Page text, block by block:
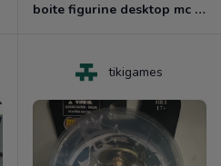
boite figurine desktop mc coy dragonball z sangoku edition z neuf
tikigames